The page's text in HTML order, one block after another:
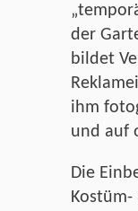
der
bildet
ihm
und auf
Die